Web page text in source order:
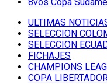
ULTIMAS
SELECCION
SELECCION
FICHAJES
CHAMPIONS
COPA